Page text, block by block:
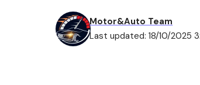
Last updated: 18/10/2025
Motor&Auto Team